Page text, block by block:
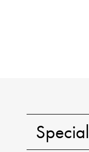
Special